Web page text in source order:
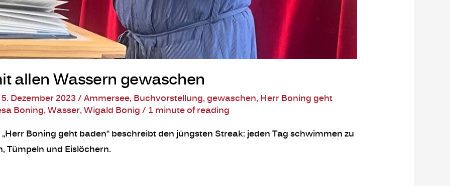
allen Wassern gewaschen
5. Dezember 2023/Ammersee, Buchvorstellung,gewaschen, Herr Boning geht
Boning,Wasser,Wigald Bonig/1 minute of reading
Boning geht baden“ beschreibt den jüngsten Streak: jeden Tag schwimmen zu
Tümpeln und Eislöchern.